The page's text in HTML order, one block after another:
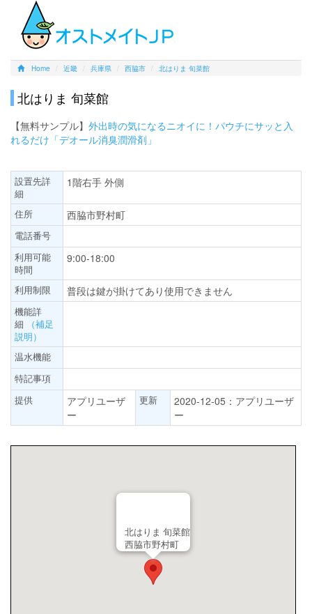
Home 近畿 兵庫県 西脇市 北はりま 旬菜館
北はりま 旬菜館
【無料サンプル】 外出時の気になるニオイに！パウチにサッと入
れるだけ「デオール消臭潤滑剤」
設置先詳
細
1階右手 外側
住所 西脇市野村町
電話番号
利用可能
時間
9:00-18:00
利用制限 普段は鍵が掛けてあり使用できません
機能詳
細
（補足
説明）
温水機能
特記事項
提供
アプリユーザ
ー
更新
2020-12-05：アプリユーザ
ー
北はりま 旬菜館
西脇市野村町